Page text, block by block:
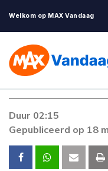
Welkom op MAX Vandaag
Duur 02:15
Gepubliceerd op 18